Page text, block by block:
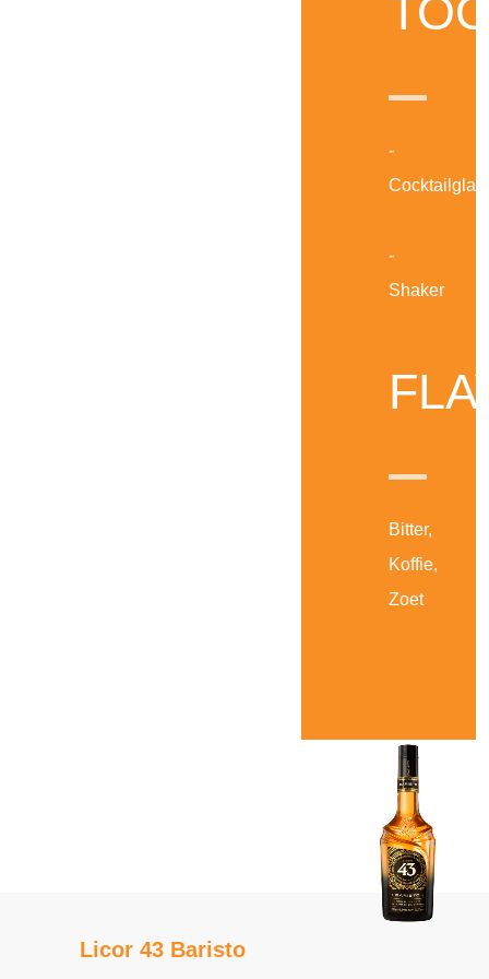
-
Cocktailglas
-
Shaker
Bitter,
Koffie,
Zoet
Licor 43 Baristo